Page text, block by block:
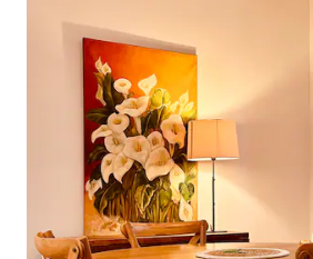
location de kayaks est mis à la
des visiteurs par l'intermédiaire de la
société Caiac i Natura. (ENG) Le lac de
Banyoles possède les conditions
pour le kayak. Étant un environnement
avec un écosystème très sensible aux
changements, le kayak privé est
Pour cette raison, les visiteurs se
proposer un service de location de
kayaks par l'intermédiaire de la société
Caiac i Natura. (FR) Le lac de Banyoles